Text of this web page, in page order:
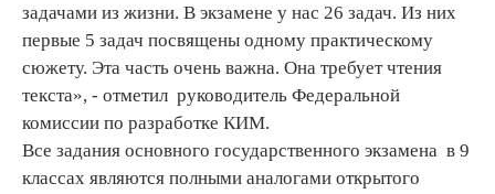
задачами из жизни. В экзамене у нас 26 задач. Из них
первые 5 задач посвящены одному практическому
сюжету. Эта часть очень важна. Она требует чтения
текста», - отметил руководитель Федеральной
комиссии по разработке КИМ.
Все задания основного государственного экзамена в 9
классах являются полными аналогами открытого